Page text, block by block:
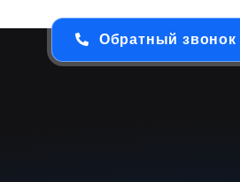
Обратный звонок